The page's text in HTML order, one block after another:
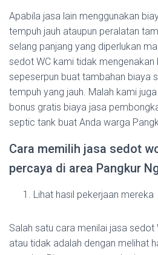
Apabila jasa lain menggunakan
tempuh jauh ataupun peralatan
selang panjang yang diperlukan
sedot WC kami tidak mengenakan
sepeserpun buat tambahan biaya
tempuh yang jauh. Malah kami
bonus gratis biaya jasa
septic tank buat Anda warga
Cara memilih jasa sedot
percaya di area Pangkur
Lihat hasil pekerjaan mereka
Salah satu cara menilai jasa
atau tidak adalah dengan melihat